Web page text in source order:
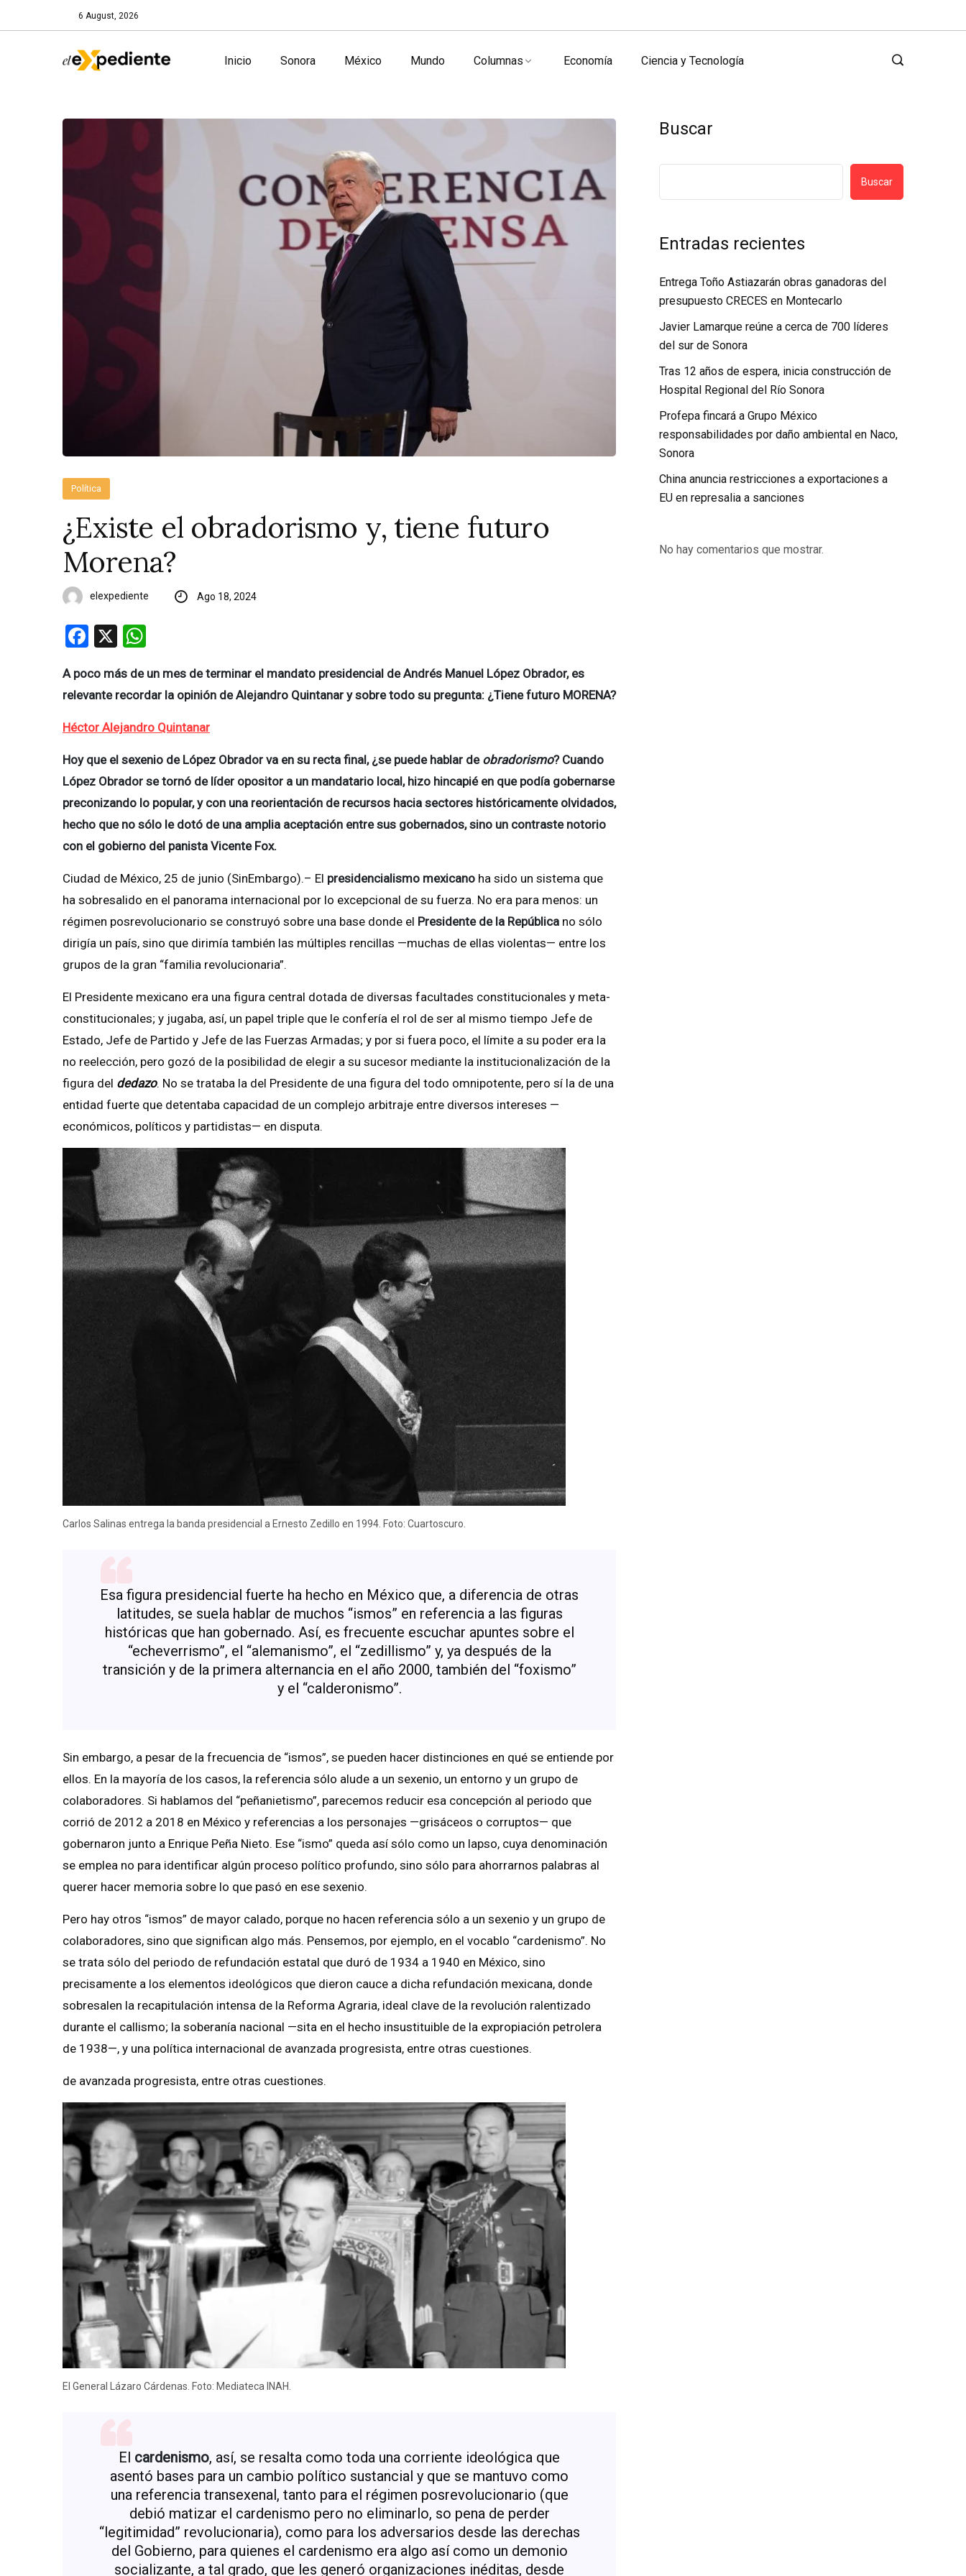
6 August, 2026
Inicio Sonora México Mundo Columnas Economía Ciencia y Tecnología
Política
¿Existe el obradorismo y, tiene futuro
Morena?
elexpediente Ago 18, 2024
Facebook
X
A poco más de un mes de terminar el mandato presidencial de Andrés Manuel López Obrador, es
relevante recordar la opinión de Alejandro Quintanar y sobre todo su pregunta: ¿Tiene futuro MORENA?
Héctor Alejandro Quintanar
Hoy que el sexenio de López Obrador va en su recta final, ¿se puede hablar de obradorismo? Cuando
López Obrador se tornó de líder opositor a un mandatario local, hizo hincapié en que podía gobernarse
preconizando lo popular, y con una reorientación de recursos hacia sectores históricamente olvidados,
hecho que no sólo le dotó de una amplia aceptación entre sus gobernados, sino un contraste notorio
con el gobierno del panista Vicente Fox.
Ciudad de México, 25 de junio (SinEmbargo).– El presidencialismo mexicano ha sido un sistema que
ha sobresalido en el panorama internacional por lo excepcional de su fuerza. No era para menos: un
régimen posrevolucionario se construyó sobre una base donde el Presidente de la República no sólo
dirigía un país, sino que dirimía también las múltiples rencillas —muchas de ellas violentas— entre los
grupos de la gran “familia revolucionaria”.
El Presidente mexicano era una figura central dotada de diversas facultades constitucionales y meta-
constitucionales; y jugaba, así, un papel triple que le confería el rol de ser al mismo tiempo Jefe de
Estado, Jefe de Partido y Jefe de las Fuerzas Armadas; y por si fuera poco, el límite a su poder era la
no reelección, pero gozó de la posibilidad de elegir a su sucesor mediante la institucionalización de la
figura del dedazo. No se trataba la del Presidente de una figura del todo omnipotente, pero sí la de una
entidad fuerte que detentaba capacidad de un complejo arbitraje entre diversos intereses —
económicos, políticos y partidistas— en disputa.
Carlos Salinas entrega la banda presidencial a Ernesto Zedillo en 1994. Foto: Cuartoscuro.
Esa figura presidencial fuerte ha hecho en México que, a diferencia de otras
latitudes, se suela hablar de muchos “ismos” en referencia a las figuras
históricas que han gobernado. Así, es frecuente escuchar apuntes sobre el
“echeverrismo”, el “alemanismo”, el “zedillismo” y, ya después de la
transición y de la primera alternancia en el año 2000, también del “foxismo”
y el “calderonismo”.
Sin embargo, a pesar de la frecuencia de “ismos”, se pueden hacer distinciones en qué se entiende por
ellos. En la mayoría de los casos, la referencia sólo alude a un sexenio, un entorno y un grupo de
colaboradores. Si hablamos del “peñanietismo”, parecemos reducir esa concepción al periodo que
corrió de 2012 a 2018 en México y referencias a los personajes —grisáceos o corruptos— que
gobernaron junto a Enrique Peña Nieto. Ese “ismo” queda así sólo como un lapso, cuya denominación
se emplea no para identificar algún proceso político profundo, sino sólo para ahorrarnos palabras al
querer hacer memoria sobre lo que pasó en ese sexenio.
Pero hay otros “ismos” de mayor calado, porque no hacen referencia sólo a un sexenio y un grupo de
colaboradores, sino que significan algo más. Pensemos, por ejemplo, en el vocablo “cardenismo”. No
se trata sólo del periodo de refundación estatal que duró de 1934 a 1940 en México, sino
precisamente a los elementos ideológicos que dieron cauce a dicha refundación mexicana, donde
sobresalen la recapitulación intensa de la Reforma Agraria, ideal clave de la revolución ralentizado
durante el callismo; la soberanía nacional —sita en el hecho insustituible de la expropiación petrolera
de 1938—, y una política internacional de avanzada progresista, entre otras cuestiones.
de avanzada progresista, entre otras cuestiones.
El General Lázaro Cárdenas. Foto: Mediateca INAH.
El cardenismo, así, se resalta como toda una corriente ideológica que
asentó bases para un cambio político sustancial y que se mantuvo como
una referencia transexenal, tanto para el régimen posrevolucionario (que
debió matizar el cardenismo pero no eliminarlo, so pena de perder
“legitimidad” revolucionaria), como para los adversarios desde las derechas
del Gobierno, para quienes el cardenismo era algo así como un demonio
socializante, a tal grado, que les generó organizaciones inéditas, desde
Buscar
Buscar
Entradas recientes
Entrega Toño Astiazarán obras ganadoras del
presupuesto CRECES en Montecarlo
Javier Lamarque reúne a cerca de 700 líderes
del sur de Sonora
Tras 12 años de espera, inicia construcción de
Hospital Regional del Río Sonora
Profepa fincará a Grupo México
responsabilidades por daño ambiental en Naco,
Sonora
China anuncia restricciones a exportaciones a
EU en represalia a sanciones
No hay comentarios que mostrar.